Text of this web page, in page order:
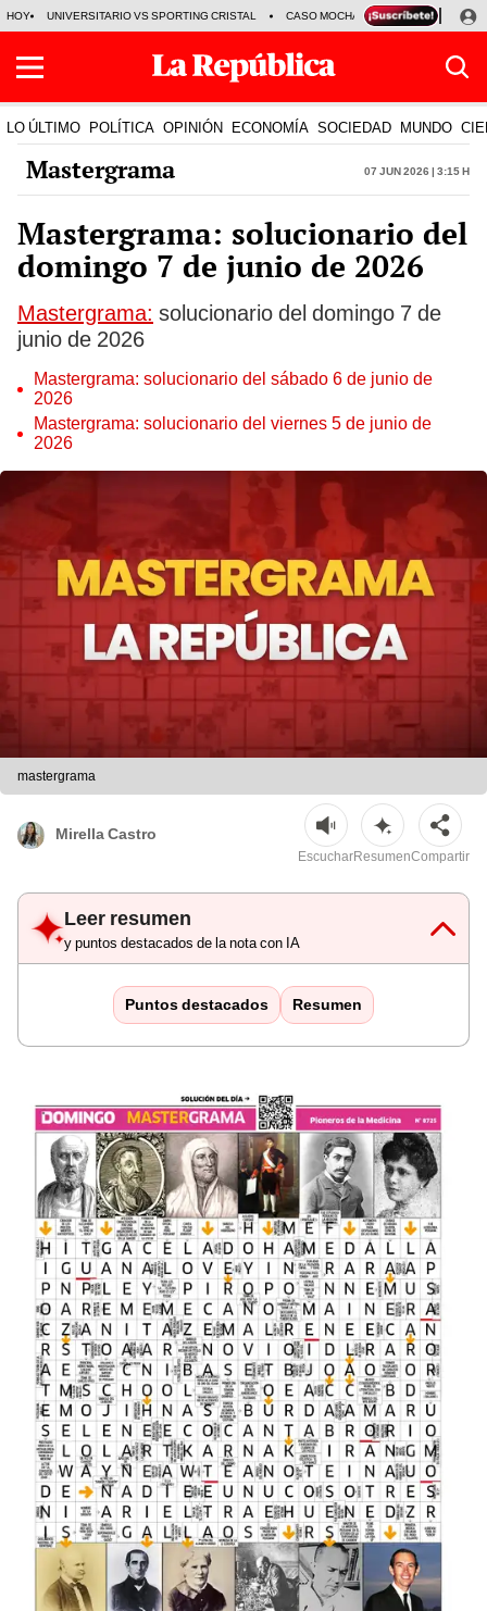
HOY UNIVERSITARIO VS SPORTING CRISTAL CASO MOCHASUELDOS
LO ÚLTIMO POLÍTICA OPINIÓN ECONOMÍA SOCIEDAD MUNDO
Mastergrama 07 Jun 2026 | 3:15 h
Mastergrama: solucionario del
domingo 7 de junio de 2026
Mastergrama: solucionario del domingo 7 de
junio de 2026
Mastergrama: solucionario del sábado 6 de junio de
2026
Mastergrama: solucionario del viernes 5 de junio de
2026
mastergrama
Mirella Castro
EscucharResumenCompartir
Leer resumen
y puntos destacados de la nota con IA
Puntos destacados Resumen